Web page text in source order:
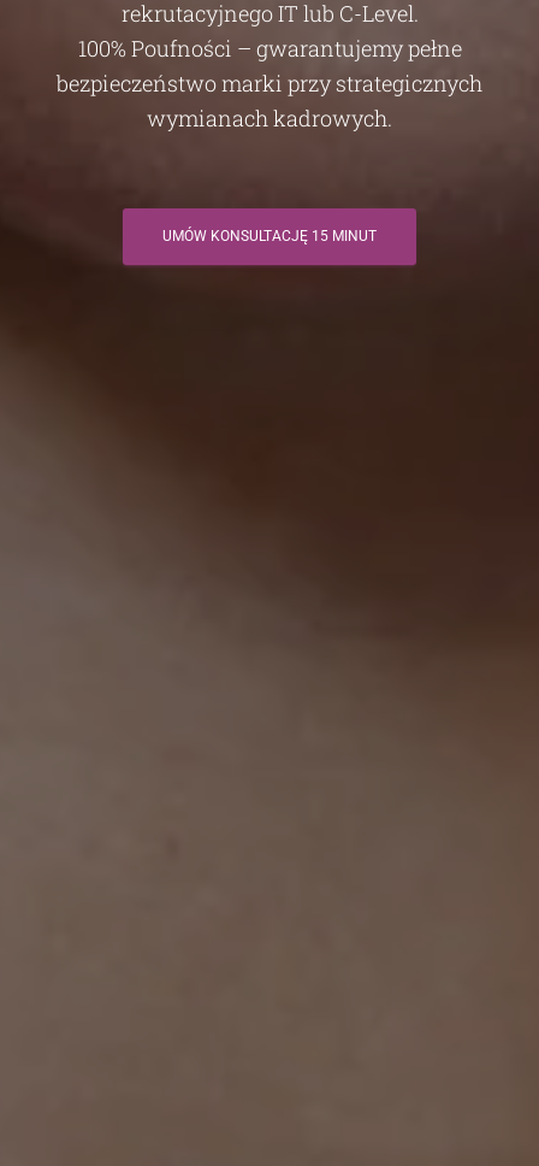
rekrutacyjnego IT lub C-Level.
100% Poufności – gwarantujemy pełne
bezpieczeństwo marki przy strategicznych
wymianach kadrowych.
UMÓW KONSULTACJĘ 15 MINUT